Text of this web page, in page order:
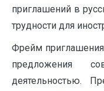
приглашений в
трудности для
Фрейм приглашения
предложения
деятельностью.